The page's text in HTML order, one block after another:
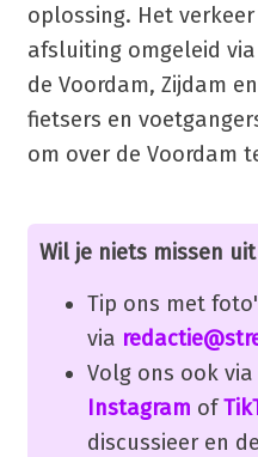
oplossing. Het
afsluiting omgeleid
de Voordam, Zijdam
fietsers en
om over de Voordam
Wil je niets missen
Tip ons met
via
Volg ons ook via
Instagram of
discussieer en